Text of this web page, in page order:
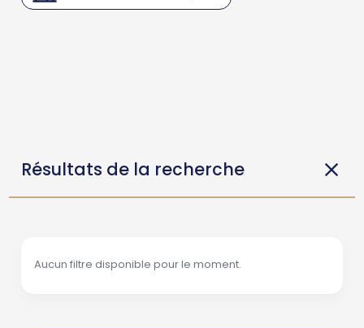
Résultats de la recherche
Aucun filtre disponible pour le moment.